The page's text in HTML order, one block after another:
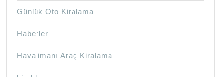
Günlük Oto Kiralama
Haberler
Havalimanı Araç Kiralama